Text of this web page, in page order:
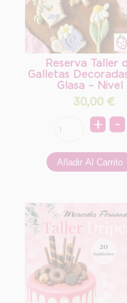
Reserva Taller
Galletas
Glasa – Nivel
30,00 €